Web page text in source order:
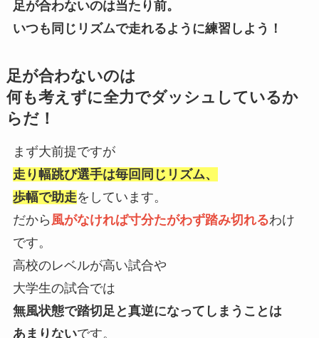
足が合わないのは当たり前。
いつも同じリズムで走れるように練習しよう！
足が合わないのは
何も考えずに全力でダッシュしているか
らだ！
まず大前提ですが
走り幅跳び選手は毎回同じリズム、
歩幅で助走をしています。
だから 風がなければ寸分たがわず踏み切れるわけ
です。
高校のレベルが高い試合や
大学生の試合では
無風状態で踏切足と真逆になってしまうことは
あまりないです。